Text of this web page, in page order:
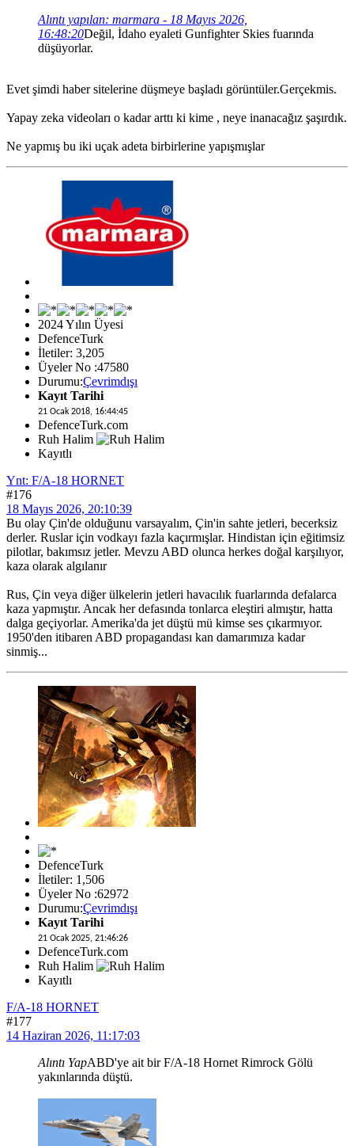
Alıntı yapılan: marmara - 18 Mayıs 2026,
16:48:20Değil, İdaho eyaleti Gunfighter Skies fuarında
düşüyorlar.
Evet şimdi haber sitelerine düşmeye başladı görüntüler.Gerçekmis.
Yapay zeka videoları o kadar arttı ki kime , neye inanacağız şaşırdık.
Ne yapmış bu iki uçak adeta birbirlerine yapışmışlar
2024 Yılın Üyesi
DefenceTurk
İletiler: 3,205
Üyeler No :47580
Durumu:Çevrimdışı
Kayıt Tarihi
21 Ocak 2018, 16:44:45
DefenceTurk.com
Ruh Halim
Kayıtlı
Ynt: F/A-18 HORNET
#176
18 Mayıs 2026, 20:10:39
Bu olay Çin'de olduğunu varsayalım, Çin'in sahte jetleri, becerksiz
derler. Ruslar için vodkayı fazla kaçırmışlar. Hindistan için eğitimsiz
pilotlar, bakımsız jetler. Mevzu ABD olunca herkes doğal karşılıyor,
kaza olarak algılanır
Rus, Çin veya diğer ülkelerin jetleri havacılık fuarlarında defalarca
kaza yapmıştır. Ancak her defasında tonlarca eleştiri almıştır, hatta
dalga geçiyorlar. Amerika'da jet düştü mü kimse ses çıkarmıyor.
1950'den itibaren ABD propagandası kan damarımıza kadar
sinmiş...
DefenceTurk
İletiler: 1,506
Üyeler No :62972
Durumu:Çevrimdışı
Kayıt Tarihi
21 Ocak 2025, 21:46:26
DefenceTurk.com
Ruh Halim
Kayıtlı
F/A-18 HORNET
#177
14 Haziran 2026, 11:17:03
Alıntı YapABD'ye ait bir F/A-18 Hornet Rimrock Gölü
yakınlarında düştü.